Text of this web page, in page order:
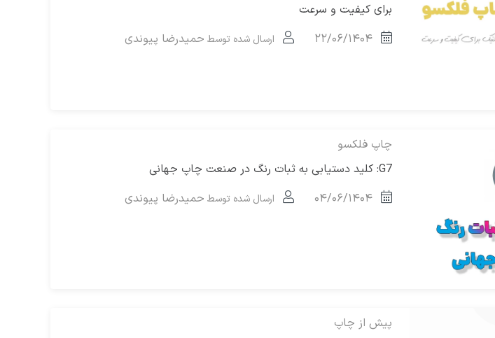
برای کیفیت و سرعت
۲۲/۰۶/۱۴۰۴
ارسال شده توسط حمیدرضا پیوندی
چاپ فلکسو
G7: کلید دستیابی به ثبات رنگ در صنعت چاپ جهانی
۰۴/۰۶/۱۴۰۴
ارسال شده توسط حمیدرضا پیوندی
پیش از چاپ